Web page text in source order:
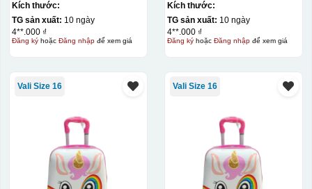
Kích thước:
TG sản xuất: 10 ngày
4**.000 ₫
Đăng kýhoặc Đăng nhậpđể xem giá
Kích thước:
TG sản xuất: 10 ngày
4**.000 ₫
Đăng kýhoặc Đăng nhậpđể xem giá
Vali Size 16 Vali Size 16